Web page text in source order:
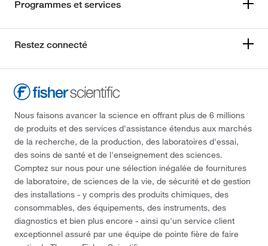
Programmes et services
Restez connecté
Nous faisons avancer la science en offrant plus de 6 millions
de produits et des services d'assistance étendus aux marchés
de la recherche, de la production, des laboratoires d'essai,
des soins de santé et de l'enseignement des sciences.
Comptez sur nous pour une sélection inégalée de fournitures
de laboratoire, de sciences de la vie, de sécurité et de gestion
des installations - y compris des produits chimiques, des
consommables, des équipements, des instruments, des
diagnostics et bien plus encore - ainsi qu'un service client
exceptionnel assuré par une équipe de pointe fière de faire